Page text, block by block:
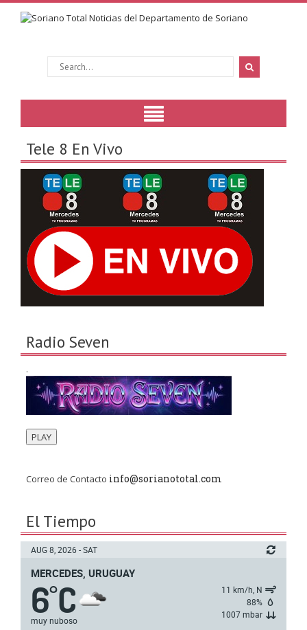
Tele 8 En Vivo
Radio Seven
.
PLAY
Correo de Contacto info@sorianototal.com
El Tiempo
AUG 8, 2026 - SAT
MERCEDES, URUGUAY
6°C
muy nuboso
11 km/h, N
88%
1007 mbar